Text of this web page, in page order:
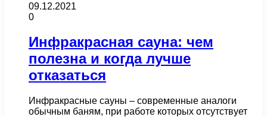
09.12.2021
0
Инфракрасная сауна: чем
полезна и когда лучше
отказаться
Инфракрасные сауны – современные аналоги
обычным баням, при работе которых отсутствует